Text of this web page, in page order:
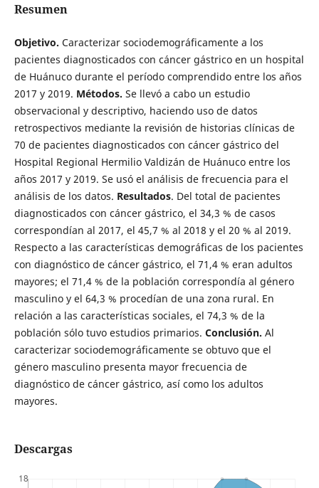
Resumen
Objetivo. Caracterizar sociodemográficamente a los
pacientes diagnosticados con cáncer gástrico en un hospital
de Huánuco durante el período comprendido entre los años
2017 y 2019. Métodos. Se llevó a cabo un estudio
observacional y descriptivo, haciendo uso de datos
retrospectivos mediante la revisión de historias clínicas de
70 de pacientes diagnosticados con cáncer gástrico del
Hospital Regional Hermilio Valdizán de Huánuco entre los
años 2017 y 2019. Se usó el análisis de frecuencia para el
análisis de los datos. Resultados. Del total de pacientes
diagnosticados con cáncer gástrico, el 34,3 % de casos
correspondían al 2017, el 45,7 % al 2018 y el 20 % al 2019.
Respecto a las características demográficas de los pacientes
con diagnóstico de cáncer gástrico, el 71,4 % eran adultos
mayores; el 71,4 % de la población correspondía al género
masculino y el 64,3 % procedían de una zona rural. En
relación a las características sociales, el 74,3 % de la
población sólo tuvo estudios primarios. Conclusión. Al
caracterizar sociodemográficamente se obtuvo que el
género masculino presenta mayor frecuencia de
diagnóstico de cáncer gástrico, así como los adultos
mayores.
Descargas